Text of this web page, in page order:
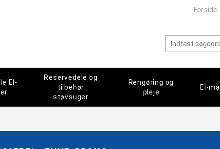
Forside
El-
Reservedele og
tilbehør
støvsuger
Rengøring og
pleje
El-